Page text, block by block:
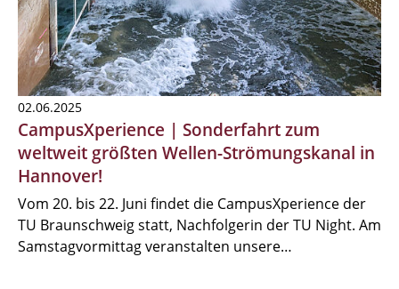
02.06.2025
CampusXperience | Sonderfahrt zum
weltweit größten Wellen-Strömungskanal in
Hannover!
Vom 20. bis 22. Juni findet die CampusXperience der
TU Braunschweig statt, Nachfolgerin der TU Night. Am
Samstagvormittag veranstalten unsere…